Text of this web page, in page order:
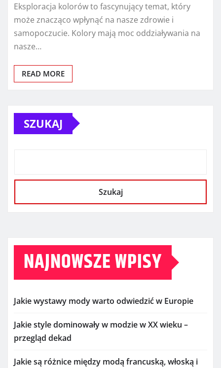
Eksploracja kolorów to fascynujący temat, który
może znacząco wpłynąć na nasze zdrowie i
samopoczucie. Kolory mają moc oddziaływania na
nasze…
READ MORE
SZUKAJ
Szukaj
NAJNOWSZE WPISY
Jakie wystawy mody warto odwiedzić w Europie
Jakie style dominowały w modzie w XX wieku –
przegląd dekad
Jakie są różnice między modą francuską, włoską i